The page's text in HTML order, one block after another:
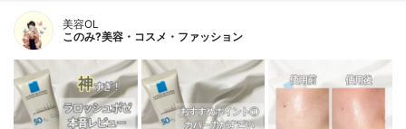
美容OL
このみ?美容・コスメ・ファッション